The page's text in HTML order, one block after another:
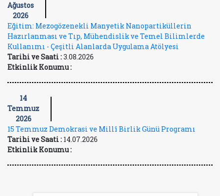
Ağustos
2026
Eğitim: Mezogözenekli Manyetik Nanopartiküllerin
Hazırlanması ve Tıp, Mühendislik ve Temel Bilimlerde
Kullanımı - Çeşitli Alanlarda Uygulama Atölyesi
Tarihi ve Saati :3.08.2026
Etkinlik Konumu :
14
Temmuz
2026
15 Temmuz Demokrasi ve Millî Birlik Günü Programı
Tarihi ve Saati : 14.07.2026
Etkinlik Konumu :